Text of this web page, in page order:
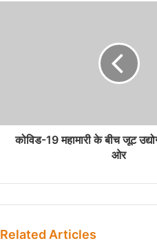
कोविड-19 महामारी के बीच जूट
ओर
Related Articles